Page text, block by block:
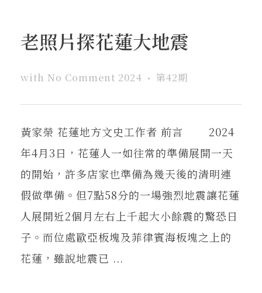
老照片探花蓮大地震
with No Comment 2024 第42期
黃家榮 花蓮地方文史工作者 前言 2024
年4月3日，花蓮人一如往常的準備展開一天
的開始，許多店家也準備為幾天後的清明連
假做準備。但7點58分的一場強烈地震讓花蓮
人展開近2個月左右上千起大小餘震的驚恐日
子。而位處歐亞板塊及菲律賓海板塊之上的
花蓮，雖說地震已 ...